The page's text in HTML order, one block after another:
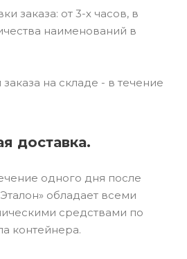
заказа: от 3-х часов, в
наименований в
на складе - в течение
доставка.
одного дня после
обладает всеми
средствами по
контейнера.